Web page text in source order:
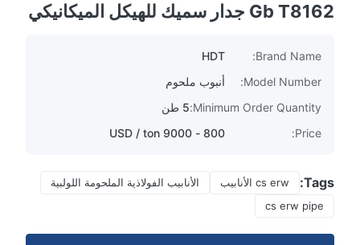
Gb T8162 جدار سميك للهيكل الميكانيكي
Brand Name:
Model Number:
أنبوب ملحوم
Minimum Order Quantity: 5 طن
Price:
Tags: cs erw الأنابيب
الأنابيب الفولاذية الملحومة اللولبية
cs erw pipe